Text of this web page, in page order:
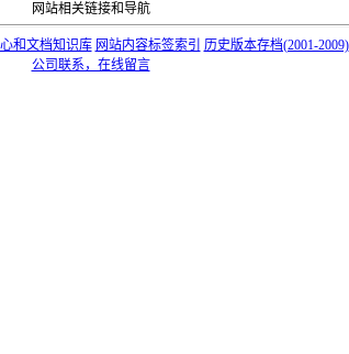
网站相关链接和导航
和文档知识库 网站内容标签索引 历史版本存档(2001-2009)
公司联系，在线留言